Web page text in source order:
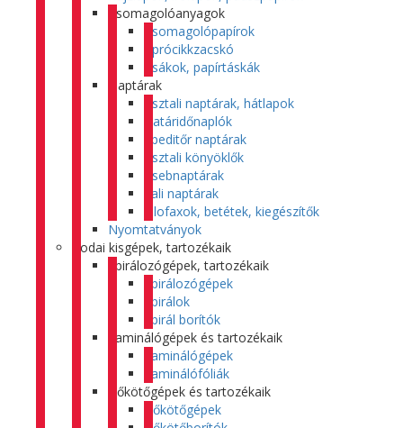
Csomagolóanyagok
Csomagolópapírok
Aprócikkzacskó
Zsákok, papírtáskák
Naptárak
Asztali naptárak, hátlapok
Határidőnaplók
Speditőr naptárak
Asztali könyöklők
Zsebnaptárak
Fali naptárak
Filofaxok, betétek, kiegészítők
Nyomtatványok
Irodai kisgépek, tartozékaik
Spirálozógépek, tartozékaik
Spirálozógépek
Spirálok
Spirál borítók
Laminálógépek és tartozékaik
Laminálógépek
Laminálófóliák
Hőkötőgépek és tartozékaik
Hőkötőgépek